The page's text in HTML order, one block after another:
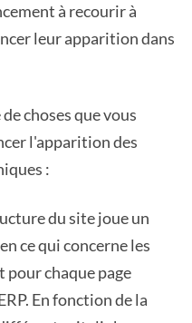
à recourir à
leur apparition dans
choses que vous
l'apparition des
:
du site joue un
ce qui concerne les
chaque page
En fonction de la